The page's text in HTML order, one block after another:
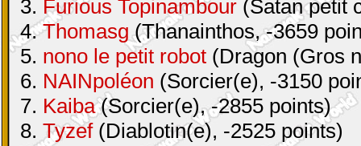
3. Furious Topinambour (Satan petit
4.Thomasg(Thanainthos, -3659
5. nono le petit robot (Dragon (Gros
6. NAINpoléon (Sorcier(e), -3150
7. Kaiba(Sorcier(e), -2855 points)
8. Tyzef(Diablotin(e), -2525 points)